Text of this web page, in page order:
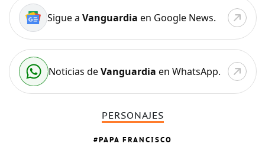
Sigue a Vanguardia en Google News.
Noticias deVanguardia en WhatsApp.
PERSONAJES
PAPA FRANCISCO